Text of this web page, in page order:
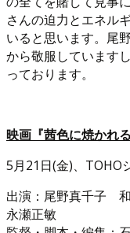
さんの迫力とエネル
いると思います。尾
から敬服しています
っております。
映画『茜色に焼かれる
5月21日(金)、TOHO
出演：尾野真千子
永瀬正敏